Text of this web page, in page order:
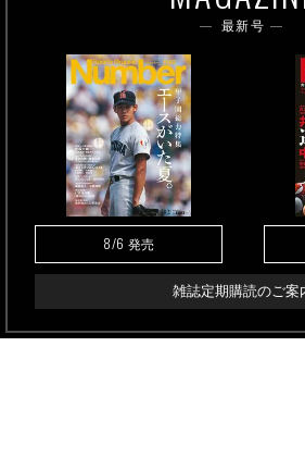
最新号
8/6 発売
雑誌定期購読のご案